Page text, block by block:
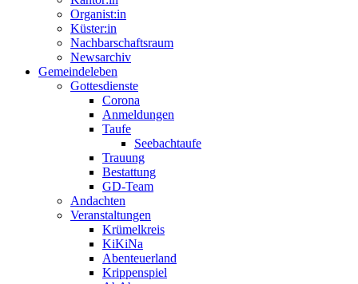
Organist:in
Küster:in
Nachbarschaftsraum
Newsarchiv
Gemeindeleben
Gottesdienste
Corona
Anmeldungen
Taufe
Seebachtaufe
Trauung
Bestattung
GD-Team
Andachten
Veranstaltungen
Krümelkreis
KiKiNa
Abenteuerland
Krippenspiel